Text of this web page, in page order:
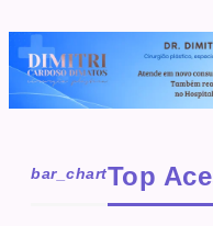
bar_chartTop